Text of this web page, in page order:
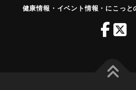
健康情報・イベント情報・にこっと